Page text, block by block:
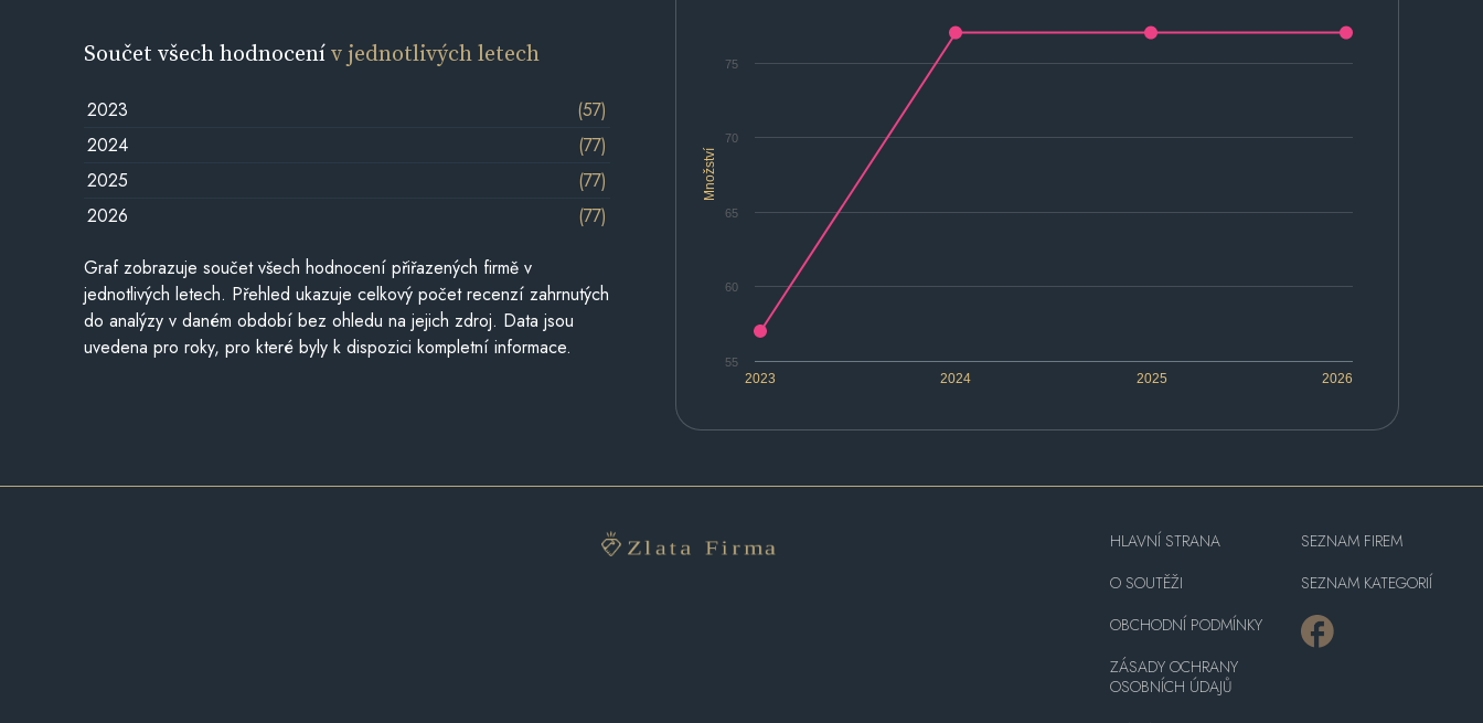
Množství
2023 2024 2025 2026
55
60
65
70
75
Součet všech hodnocenív jednotlivých letech
2023
(57)
2024
(77)
2025
(77)
2026
(77)
Graf zobrazuje součet všech hodnocení přiřazených firmě v
jednotlivých letech. Přehled ukazuje celkový počet recenzí zahrnutých
do analýzy v daném období bez ohledu na jejich zdroj. Data jsou
uvedena pro roky, pro které byly k dispozici kompletní informace.
HLAVNÍ STRANA
O SOUTĚŽI
OBCHODNÍ PODMÍNKY
ZÁSADY OCHRANY
OSOBNÍCH ÚDAJŮ
SEZNAM FIREM
SEZNAM KATEGORIÍ